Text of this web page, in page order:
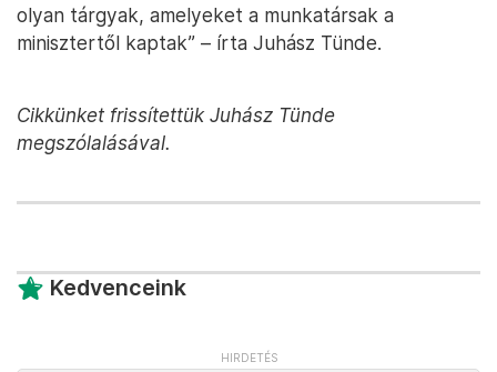
olyan tárgyak, amelyeket a munkatársak a
minisztertől kaptak” – írta Juhász Tünde.
Cikkünket frissítettük Juhász Tünde
megszólalásával.
Kedvenceink